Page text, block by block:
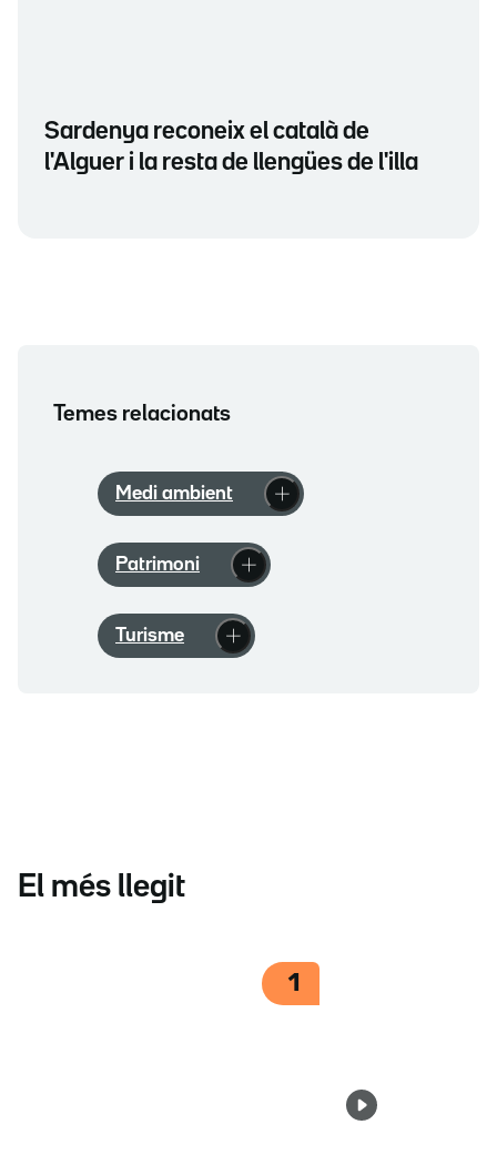
Sardenya reconeix el català de
l'Alguer i la resta de llengües de l'illa
Temes relacionats
Medi ambient
Patrimoni
Turisme
El més llegit
1